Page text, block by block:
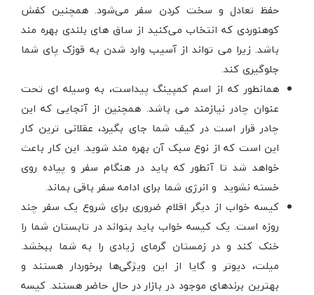
حفظ تعادل و سخت کردن سفر می‌شود. همچنین کفش
کوهنوردی که انتخاب می‌کنید از ساق های بلندی بهره مند
باشد. زیرا می تواند از آسیب وارد شدن به قوزک پای شما
جلوگیری کند.
همانطور که از اسم کمپینگ پیداست، به وسیله ای تحت
عنوان چادر نیازمند می باشد. همچنین از آنجایی که این
چادر قرار است در کیف شما جای بگیرد، عقلانی ترین کار
این است که از نوع سبک آن بهره مند شوید. این کار باعث
خواهد شد تا آنطور که باید در هنگام سفر و پیاده روی
خسته نشوید و انرژی شما برای ادامه سفر باقی بماند.
کیسه خواب از دیگر اقلام ضروری برای شروع یک سفر چند
روزه است. یک کیسه خواب باید بتواند در تابستان شما را
خنک کند و در زمستان گرمای زیادی را به شما ببخشد.
میلت، دیوتر و گایا از این ویژگی‌ها برخوردار هستند و
بهترین برندهای موجود در بازار در حال حاضر هستند. کیسه